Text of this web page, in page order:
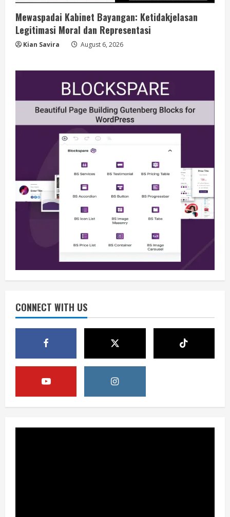
Mewaspadai Kabinet Bayangan: Ketidakjelasan
Legitimasi Moral dan Representasi
Kian Savira August 6, 2026
CONNECT WITH US
Berita
BMP Kecam Aksi KNPB, Serukan
Persatuan Demi Papua yang Kondusif
August 6, 2026
3
Perang Algoritma AI Makin Kompleks,
Digital
Pemerintah Perkuat Ekosistem Media
Digital Nasional Hadapi Perang
Algoritma AI
August 6, 2026
Opini
Etika, Verifikasi, dan Media Tepercaya